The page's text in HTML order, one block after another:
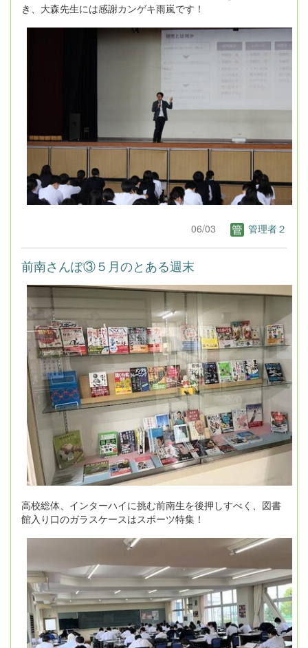
き、大森先生には感謝カンゲキ雨嵐です！
06/03 管理者２
前南さんぽ③５月のとある週末
高校総体、インターハイに挑む前南生を後押しすべく、図書
館入り口のガラスケースはスポーツ特集！